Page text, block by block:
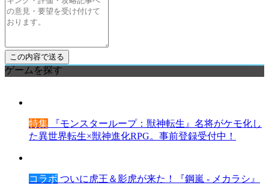
ゲームを探す
特集 『モンスターループ：獣神転生』名将がケモ化し
た異世界転生×獣神進化RPG。事前登録受付中！
コラボ ついに虎王＆影虎が来た！『鋼嵐 - メカラシ』